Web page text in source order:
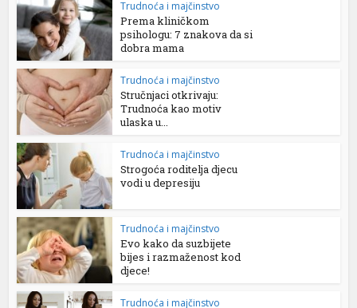
Trudnoća i majčinstvo
Prema kliničkom
psihologu: 7 znakova da si
dobra mama
Trudnoća i majčinstvo
Stručnjaci otkrivaju:
Trudnoća kao motiv
ulaska u...
Trudnoća i majčinstvo
Strogoća roditelja djecu
vodi u depresiju
Trudnoća i majčinstvo
Evo kako da suzbijete
bijes i razmaženost kod
djece!
Trudnoća i majčinstvo